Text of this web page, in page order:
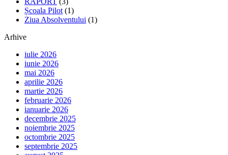
Școala Pilot (1)
Ziua Absolventului (1)
Arhive
iulie 2026
iunie 2026
mai 2026
aprilie 2026
martie 2026
februarie 2026
ianuarie 2026
decembrie 2025
noiembrie 2025
octombrie 2025
septembrie 2025